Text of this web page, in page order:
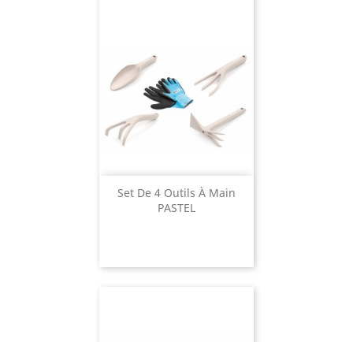
Set De 4 Outils À Main
PASTEL